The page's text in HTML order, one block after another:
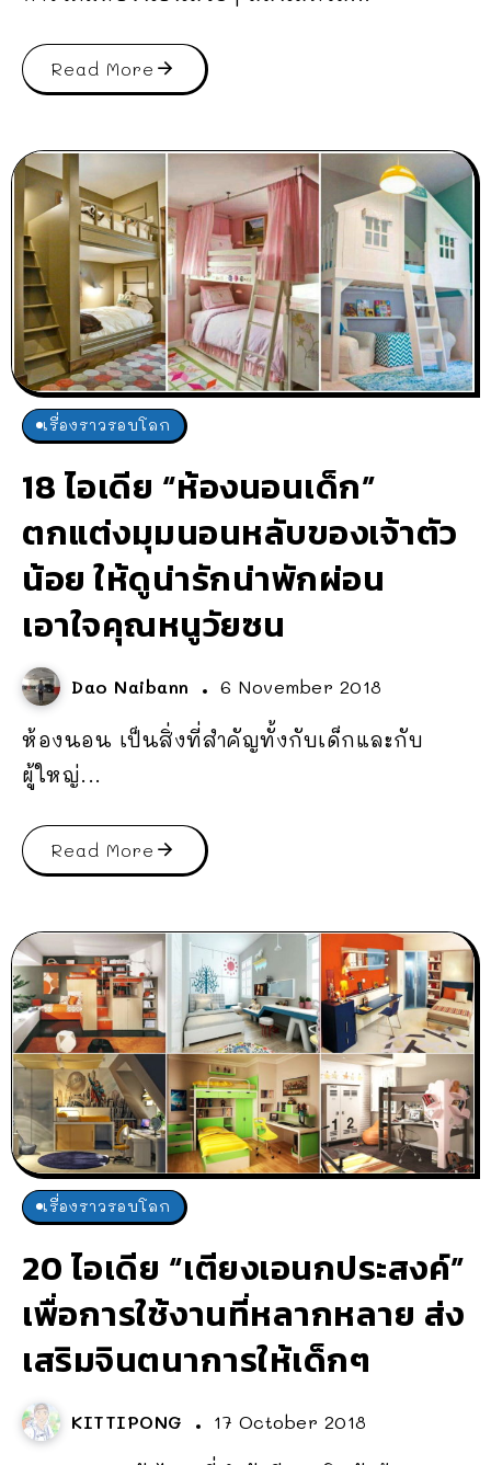
Read More
เรื่องราวรอบโลก
18 ไอเดีย “ห้องนอนเด็ก”
ตกแต่งมุมนอนหลับของเจ้าตัว
น้อย ให้ดูน่ารักน่าพักผ่อน
เอาใจคุณหนูวัยซน
Dao Naibann 6 November 2018
ห้องนอน เป็นสิ่งที่สำคัญทั้งกับเด็กและกับ
ผู้ใหญ่...
Read More
เรื่องราวรอบโลก
20 ไอเดีย “เตียงเอนกประสงค์”
เพื่อการใช้งานที่หลากหลาย ส่ง
เสริมจินตนาการให้เด็กๆ
KITTIPONG 17 October 2018